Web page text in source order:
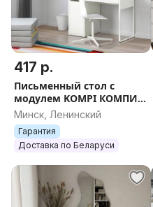
417 р.
Письменный стол с
модулем KOMPI КОМПИ
(МИККЕ В ИКЕА), белый,
105x50х140 см
Минск, Ленинский
Гарантия
Доставка по Беларуси